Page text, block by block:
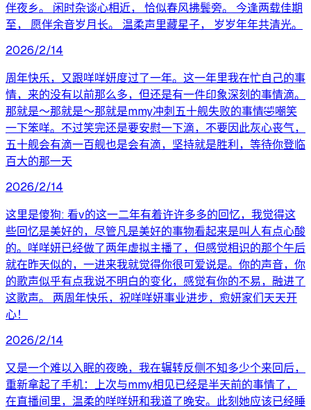
伴夜乡。 闲时杂谈心相近， 恰似春风拂鬓旁。 今逢两载佳期
至， 愿伴余音岁月长。 温柔声里藏星子， 岁岁年年共清光。
2026/2/14
周年快乐，又跟咩咩妍度过了一年。这一年里我在忙自己的事
情，来的没有以前那么多，但还是有一件印象深刻的事情滴。
那就是～那就是～那就是mmy冲刺五十舰失败的事情🤣嘲笑
一下笨咩。不过笑完还是要安慰一下滴，不要因此灰心丧气，
五十舰会有滴一百舰也是会有滴，坚持就是胜利，等待你登临
百大的那一天
2026/2/14
这里是傻狗: 看v的这一二年有着许许多多的回忆，我觉得这
些回忆是美好的，尽管凡是美好的事物看起来是叫人有点心酸
的。咩咩妍已经做了两年虚拟主播了，但感觉相识的那个午后
就在昨天似的，一进来我就觉得你很可爱说是。你的声音，你
的歌声似乎有点我说不明白的变化，感觉有你的不易，融进了
这歌声。 两周年快乐，祝咩咩妍事业进步，愈妍家们天天开
心！
2026/2/14
又是一个难以入眠的夜晚，我在辗转反侧不知多少个来回后，
重新拿起了手机：上次与mmy相见已经是半天前的事情了，
在直播间里，温柔的咩咩妍和我道了晚安。此刻她应该已经睡